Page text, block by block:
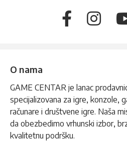
O nama
GAME CENTAR je lanac
specijalizovana za igre, konzole,
računare i društvene igre. Naša
da obezbedimo vrhunski izbor,
kvalitetnu podršku.